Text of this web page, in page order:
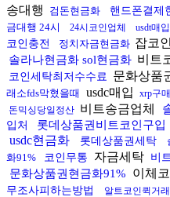
송대행 검돈현금화 핸드폰결제
금대행 24시
24시코인업체 usdt매입
코인충전
정치자금현금화 잡코
솔라나현금화 sol현금화 비트
코인세탁최저수수료 문화상품
래소fds막혔을때
usdc매입 xrp구매
돈믹싱당일정산 비트송금업체
입처
롯데상품권비트코인구입
usdc현금화 롯데상품권세탁
화91%
코인무통 자금세탁 비
문화상품권현금화91% 이체
무조사피하는방법
알트코인퀵거래